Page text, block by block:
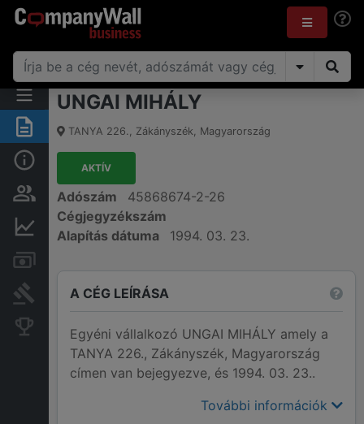
Összegzés
Alap információk
Személyek és tulajdonjog
Pénzügyi információk
Bírósági eljárások
Konkurens cégek
UNGAI MIHÁLY
TANYA 226., Zákányszék, Magyarország
AKTÍV
Adószám
45868674-2-26
Cégjegyzékszám
Alapítás dátuma
1994. 03. 23.
A CÉG LEÍRÁSA
Egyéni vállalkozó UNGAI MIHÁLY amely a
TANYA 226., Zákányszék, Magyarország
címen van bejegyezve, és 1994. 03. 23..
További információk